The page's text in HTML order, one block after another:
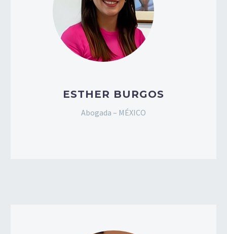
ESTHER BURGOS
Abogada – MÉXICO